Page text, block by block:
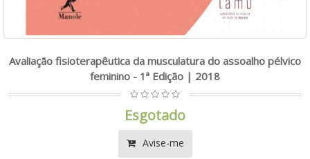
Avaliação fisioterapêutica da musculatura do assoalho pélvico
feminino - 1ª Edição | 2018
Esgotado
Avise-me